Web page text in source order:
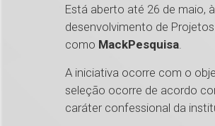
Está aberto até 26 de maio,
desenvolvimento de
como MackPesquisa.
A iniciativa ocorre com o
seleção ocorre de acordo
caráter confessional da